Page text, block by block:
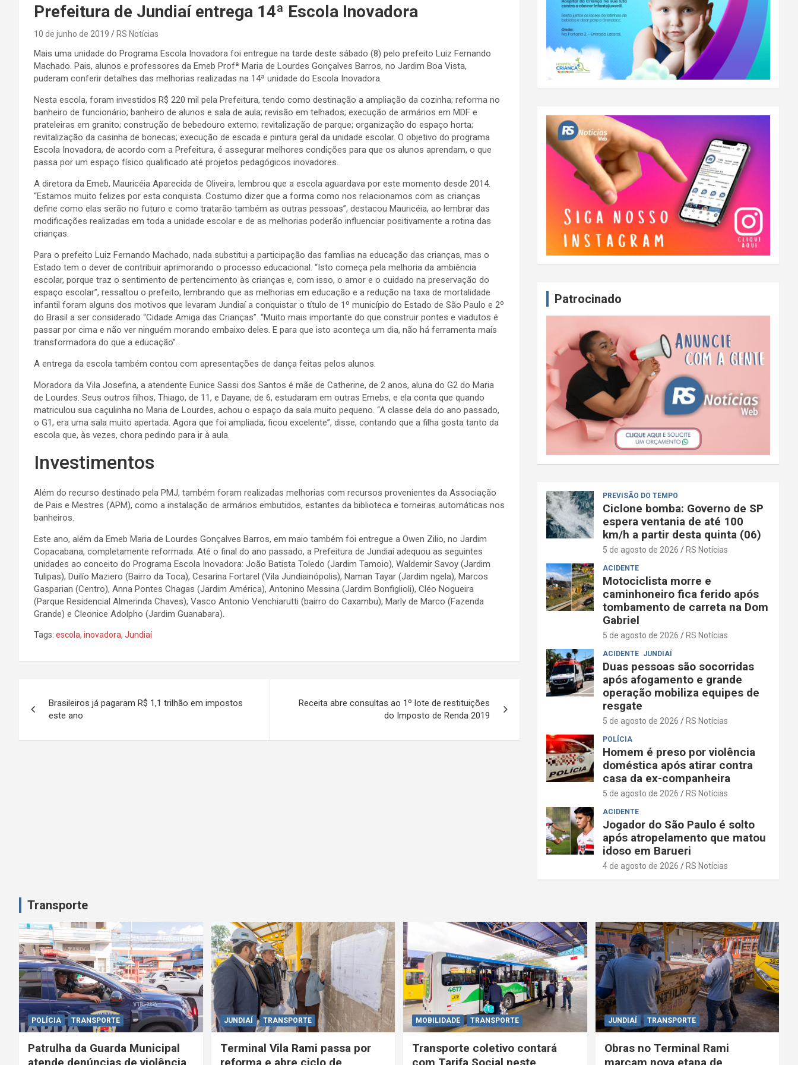
Prefeitura de Jundiaí entrega 14ª Escola Inovadora
10 de junho de 2019 RS Notícias
Mais uma unidade do Programa Escola Inovadora foi entregue na tarde deste sábado (8) pelo prefeito Luiz Fernando
Machado. Pais, alunos e professores da Emeb Profª Maria de Lourdes Gonçalves Barros, no Jardim Boa Vista,
puderam conferir detalhes das melhorias realizadas na 14ª unidade do Escola Inovadora.
Nesta escola, foram investidos R$ 220 mil pela Prefeitura, tendo como destinação a ampliação da cozinha; reforma no
banheiro de funcionário; banheiro de alunos e sala de aula; revisão em telhados; execução de armários em MDF e
prateleiras em granito; construção de bebedouro externo; revitalização de parque; organização do espaço horta;
revitalização da casinha de bonecas; execução de escada e pintura geral da unidade escolar. O objetivo do programa
Escola Inovadora, de acordo com a Prefeitura, é assegurar melhores condições para que os alunos aprendam, o que
passa por um espaço físico qualificado até projetos pedagógicos inovadores.
A diretora da Emeb, Mauricéia Aparecida de Oliveira, lembrou que a escola aguardava por este momento desde 2014.
“Estamos muito felizes por esta conquista. Costumo dizer que a forma como nos relacionamos com as crianças
define como elas serão no futuro e como tratarão também as outras pessoas”, destacou Mauricéia, ao lembrar das
modificações realizadas em toda a unidade escolar e de as melhorias poderão influenciar positivamente a rotina das
crianças.
Para o prefeito Luiz Fernando Machado, nada substitui a participação das famílias na educação das crianças, mas o
Estado tem o dever de contribuir aprimorando o processo educacional. “Isto começa pela melhoria da ambiência
escolar, porque traz o sentimento de pertencimento às crianças e, com isso, o amor e o cuidado na preservação do
espaço escolar”, ressaltou o prefeito, lembrando que as melhorias em educação e a redução na taxa de mortalidade
infantil foram alguns dos motivos que levaram Jundiaí a conquistar o título de 1º município do Estado de São Paulo e 2º
do Brasil a ser considerado “Cidade Amiga das Crianças”. “Muito mais importante do que construir pontes e viadutos é
passar por cima e não ver ninguém morando embaixo deles. E para que isto aconteça um dia, não há ferramenta mais
transformadora do que a educação”.
A entrega da escola também contou com apresentações de dança feitas pelos alunos.
Moradora da Vila Josefina, a atendente Eunice Sassi dos Santos é mãe de Catherine, de 2 anos, aluna do G2 do Maria
de Lourdes. Seus outros filhos, Thiago, de 11, e Dayane, de 6, estudaram em outras Emebs, e ela conta que quando
matriculou sua caçulinha no Maria de Lourdes, achou o espaço da sala muito pequeno. “A classe dela do ano passado,
o G1, era uma sala muito apertada. Agora que foi ampliada, ficou excelente”, disse, contando que a filha gosta tanto da
escola que, às vezes, chora pedindo para ir à aula.
Investimentos
Além do recurso destinado pela PMJ, também foram realizadas melhorias com recursos provenientes da Associação
de Pais e Mestres (APM), como a instalação de armários embutidos, estantes da biblioteca e torneiras automáticas nos
banheiros.
Este ano, além da Emeb Maria de Lourdes Gonçalves Barros, em maio também foi entregue a Owen Zilio, no Jardim
Copacabana, completamente reformada. Até o final do ano passado, a Prefeitura de Jundiaí adequou as seguintes
unidades ao conceito do Programa Escola Inovadora: João Batista Toledo (Jardim Tamoio), Waldemir Savoy (Jardim
Tulipas), Duilío Maziero (Bairro da Toca), Cesarina Fortarel (Vila Jundiainópolis), Naman Tayar (Jardim ngela), Marcos
Gasparian (Centro), Anna Pontes Chagas (Jardim América), Antonino Messina (Jardim Bonfiglioli), Cléo Nogueira
(Parque Residencial Almerinda Chaves), Vasco Antonio Venchiarutti (bairro do Caxambu), Marly de Marco (Fazenda
Grande) e Cleonice Adolpho (Jardim Guanabara).
Tags: escola, inovadora, Jundiaí
v
d
e
P
o
s
t
Brasileiros já pagaram R$ 1,1 trilhão em impostos
este ano
Receita abre consultas ao 1º lote de restituições
do Imposto de Renda 2019
Patrocinado
PREVISÃO DO TEMPO
Ciclone bomba: Governo de SP
espera ventania de até 100
km/h a partir desta quinta (06)
5 de agosto de 2026 RS Notícias
ACIDENTE
Motociclista morre e
caminhoneiro fica ferido após
tombamento de carreta na Dom
Gabriel
5 de agosto de 2026 RS Notícias
ACIDENTE JUNDIAÍ
Duas pessoas são socorridas
após afogamento e grande
operação mobiliza equipes de
resgate
5 de agosto de 2026 RS Notícias
POLÍCIA
Homem é preso por violência
doméstica após atirar contra
casa da ex-companheira
5 de agosto de 2026 RS Notícias
ACIDENTE
Jogador do São Paulo é solto
após atropelamento que matou
idoso em Barueri
4 de agosto de 2026 RS Notícias
Transporte
POLÍCIA TRANSPORTE
Patrulha da Guarda Municipal
atende denúncias de violência
JUNDIAÍ TRANSPORTE
Terminal Vila Rami passa por
reforma e abre ciclo de
MOBILIDADE TRANSPORTE
Transporte coletivo contará
com Tarifa Social neste
JUNDIAÍ TRANSPORTE
Obras no Terminal Rami
marcam nova etapa de